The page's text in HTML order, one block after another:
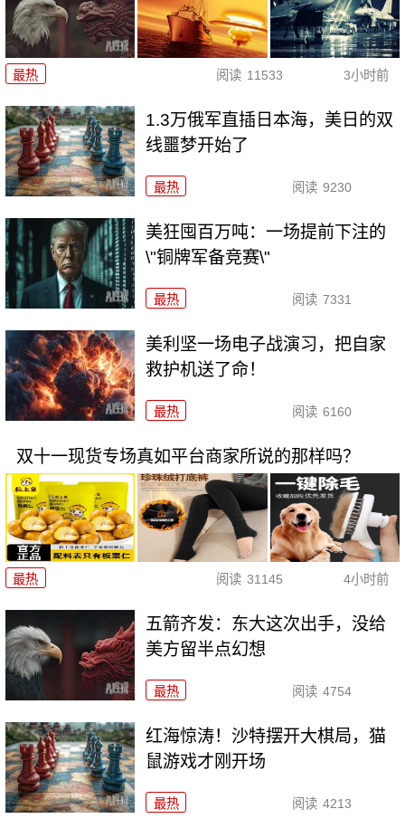
最热 阅读 11533 3小时前
1.3万俄军直插日本海，美日的双
线噩梦开始了
最热 阅读 9230
美狂囤百万吨：一场提前下注的
\"铜牌军备竞赛\"
最热 阅读 7331
美利坚一场电子战演习，把自家
救护机送了命！
最热 阅读 6160
双十一现货专场真如平台商家所说的那样吗？
最热 阅读 31145 4小时前
五箭齐发：东大这次出手，没给
美方留半点幻想
最热 阅读 4754
红海惊涛！沙特摆开大棋局，猫
鼠游戏才刚开场
最热 阅读 4213